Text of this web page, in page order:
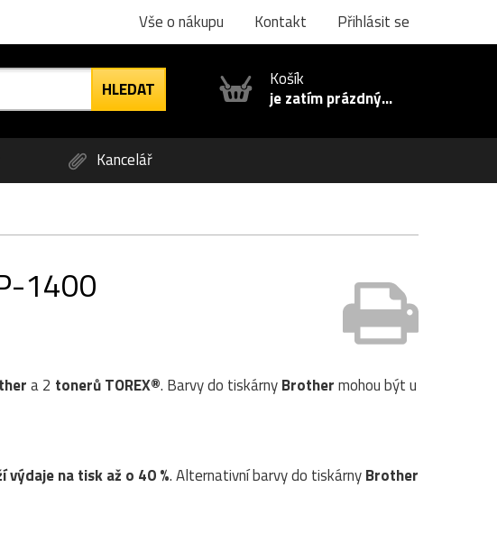
Vše o nákupu Kontakt Přihlásit se
Košík
je zatím prázdný...
Kancelář
1400
a 2 tonerů TOREX®. Barvy do tiskárnyBrothermohou být u
výdaje na tisk až o 40 %. Alternativní barvy do tiskárnyBrother